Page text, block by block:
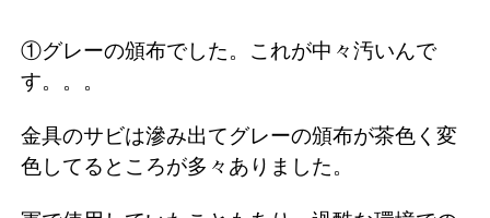
①グレーの頒布でした。これが中々汚いんで
す。。。
金具のサビは滲み出てグレーの頒布が茶色く変
色してるところが多々ありました。